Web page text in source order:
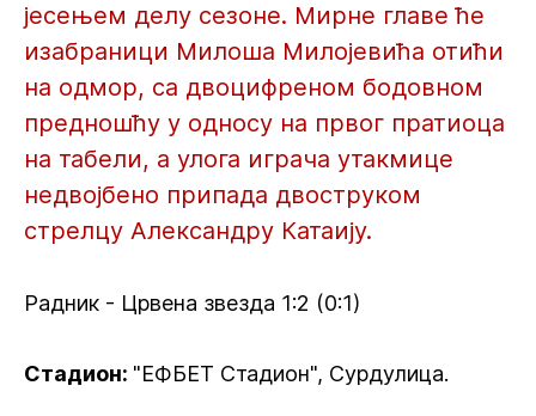
јесењем делу сезоне. Мирне главе ће
изабраници Милоша Милојевића отићи
на одмор, са двоцифреном бодовном
предношћу у односу на првог пратиоца
на табели, а улога играча утакмице
недвојбено припада двоструком
стрелцу Александру Катаију.
Радник - Црвена звезда 1:2 (0:1)
Стадион: "ЕФБЕТ Стадион", Сурдулица.